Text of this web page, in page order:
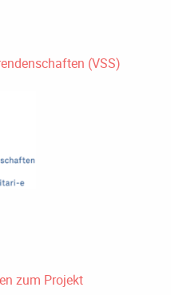
(VSS)
zum Projekt